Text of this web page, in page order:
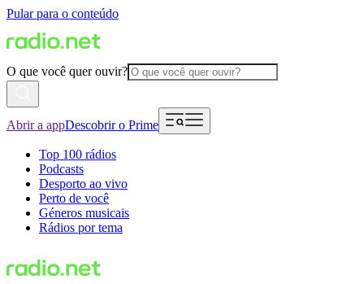
Pular para o conteúdo
O que você quer ouvir?
Abrir a appDescobrir o Prime
Top 100 rádios
Podcasts
Desporto ao vivo
Perto de você
Géneros musicais
Rádios por tema